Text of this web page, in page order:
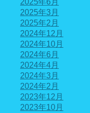
2025年6月
2025年3月
2025年2月
2024年12月
2024年10月
2024年6月
2024年4月
2024年3月
2024年2月
2023年12月
2023年10月